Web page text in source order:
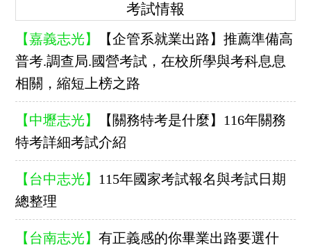
考試情報
【嘉義志光】
【企管系就業出路】推薦準備高
普考.調查局.國營考試，在校所學與考科息息
相關，縮短上榜之路
【中壢志光】
【關務特考是什麼】116年關務
特考詳細考試介紹
【台中志光】 115年國家考試報名與考試日期
總整理
【台南志光】 有正義感的你畢業出路要選什